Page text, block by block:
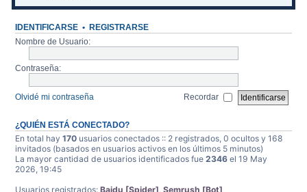
IDENTIFICARSE • REGISTRARSE
Nombre de Usuario:
Contraseña:
Olvidé mi contraseña Recordar
¿QUIÉN ESTÁ CONECTADO?
En total hay170 usuarios conectados :: 2 registrados, 0 ocultos y 168
invitados (basados en usuarios activos en los últimos 5 minutos)
La mayor cantidad de usuarios identificados fue2346 el 19 May
2026, 19:45
Usuarios registrados:Baidu [Spider] ,Semrush [Bot]